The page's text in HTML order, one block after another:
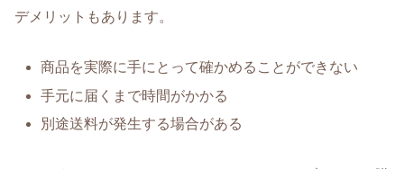
デメリットもあります。
商品を実際に手にとって確かめることができない
手元に届くまで時間がかかる
別途送料が発生する場合がある